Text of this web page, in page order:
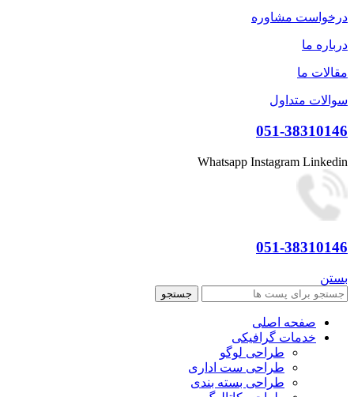
درخواست مشاوره
درباره ما
مقالات ما
سوالات متداول
051-38310146
Whatsapp Instagram Linkedin
051-38310146
بستن
جستجو
صفحه اصلی
خدمات گرافیکی
طراحی لوگو
طراحی ست اداری
طراحی بسته بندی